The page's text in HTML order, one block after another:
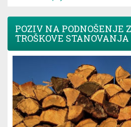
POZIV NA PODNOŠENJE
TROŠKOVE STANOVANJA